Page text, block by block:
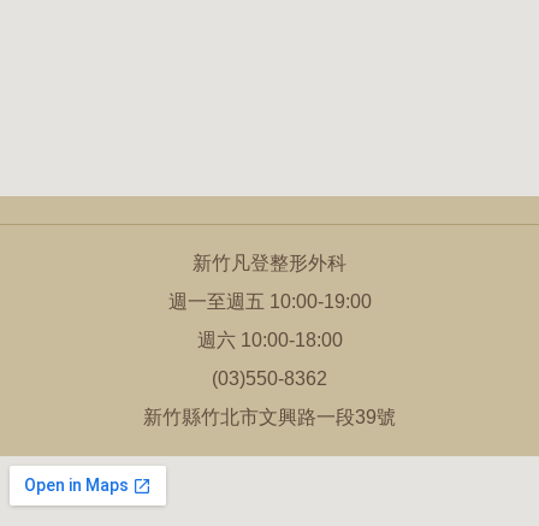
新竹凡登整形外科
週一至週五 10:00-19:00
週六 10:00-18:00
(03)550-8362
新竹縣竹北市文興路一段39號